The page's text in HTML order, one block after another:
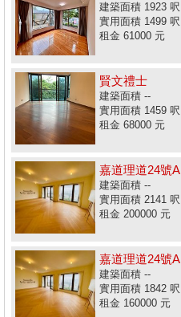
建築面積 1923 呎
實用面積 1499 呎
租金 61000 元
賢文禮士
建築面積 --
實用面積 1459 呎
租金 68000 元
嘉道理道24號A
建築面積 --
實用面積 2141 呎
租金 200000 元
嘉道理道24號A
建築面積 --
實用面積 1842 呎
租金 160000 元